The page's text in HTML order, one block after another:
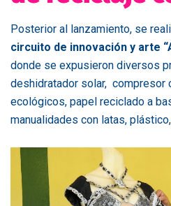
Posterior al lanzamiento, se
circuito de innovación y arte
donde se expusieron diversos
deshidratador solar, compresor
ecológicos, papel reciclado a
manualidades con latas,